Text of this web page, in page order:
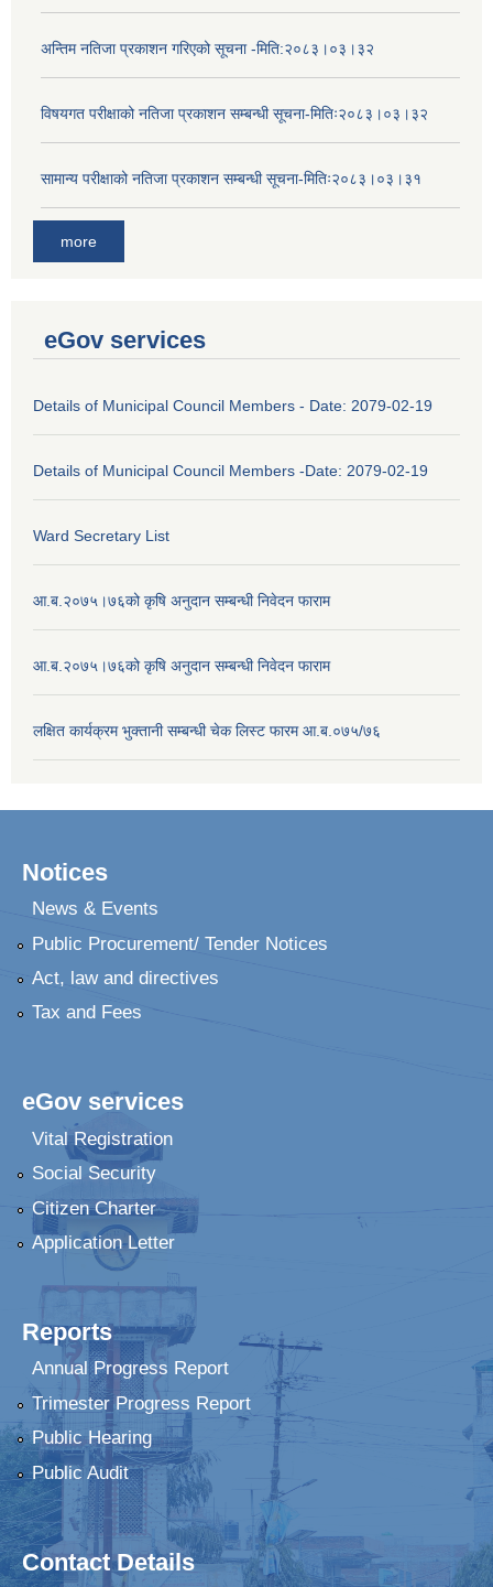
अन्तिम नतिजा प्रकाशन गरिएको सूचना -मिति:२०८३।०३।३२
विषयगत परीक्षाको नतिजा प्रकाशन सम्बन्धी सूचना-मितिः२०८३।०३।३२
सामान्य परीक्षाको नतिजा प्रकाशन सम्बन्धी सूचना-मितिः२०८३।०३।३१
more
eGov services
Details of Municipal Council Members - Date: 2079-02-19
Details of Municipal Council Members -Date: 2079-02-19
Ward Secretary List
आ.ब.२०७५।७६को कृषि अनुदान सम्बन्धी निवेदन फाराम
आ.ब.२०७५।७६को कृषि अनुदान सम्बन्धी निवेदन फाराम
लक्षित कार्यक्रम भुक्तानी सम्बन्धी चेक लिस्ट फारम आ.ब.०७५/७६
Notices
News & Events
Public Procurement/ Tender Notices
Act, law and directives
Tax and Fees
eGov services
Vital Registration
Social Security
Citizen Charter
Application Letter
Reports
Annual Progress Report
Trimester Progress Report
Public Hearing
Public Audit
Contact Details